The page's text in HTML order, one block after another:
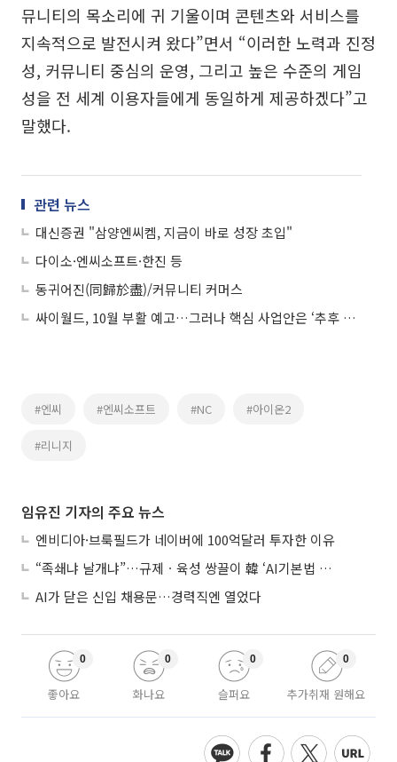
뮤니티의 목소리에 귀 기울이며 콘텐츠와 서비스를
지속적으로 발전시켜 왔다”면서 “이러한 노력과 진정
성, 커뮤니티 중심의 운영, 그리고 높은 수준의 게임
성을 전 세계 이용자들에게 동일하게 제공하겠다”고
말했다.
관련 뉴스
대신증권 "삼양엔씨켐, 지금이 바로 성장 초입"
다이소·엔씨소프트·한진 등
동귀어진(同歸於盡)/커뮤니티 커머스
싸이월드, 10월 부활 예고…그러나 핵심 사업안은 ‘추후 공개’
#엔씨 #엔씨소프트 #NC #아이온2
#리니지
임유진 기자의 주요 뉴스
엔비디아·브룩필드가 네이버에 100억달러 투자한 이유
“족쇄냐 날개냐”…규제ㆍ육성 쌍끌이 韓 ‘AI기본법 개정안’ 오늘 시행
AI가 닫은 신입 채용문…경력직엔 열었다
좋아요
0
화나요
0
슬퍼요
0
추가취재 원해요
0